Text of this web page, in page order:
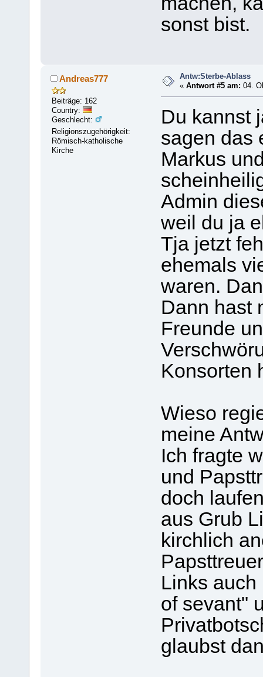
sonst bist.
Andreas777
Beiträge: 162
Country:
Geschlecht:
Religionszugehörigkeit:
Römisch-katholische
Kirche
Antw:Sterbe-Ablass
«Antwort #5 am: 04.
Du kannst
sagen das
Markus
Admin
weil du ja
Tja jetzt
ehemals
waren.
Dann hast
Freunde
Konsorten
Wieso
meine
Ich fragte
und
doch
aus Grub
kirchlich
Links auch
of sevant"
glaubst